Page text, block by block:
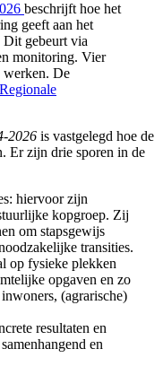
beschrijft hoe het
geeft aan het
Dit gebeurt via
monitoring. Vier
werken. De
Regionale
2026 is vastgelegd hoe de
Er zijn drie sporen in de
hiervoor zijn
kopgroep. Zij
om stapsgewijs
transities.
op fysieke plekken
opgaven en zo
(agrarische)
resultaten en
en